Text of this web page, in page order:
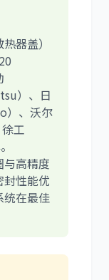
川崎
器盖）
）、日
）、沃尔
工
高精度
性能优
统在最佳